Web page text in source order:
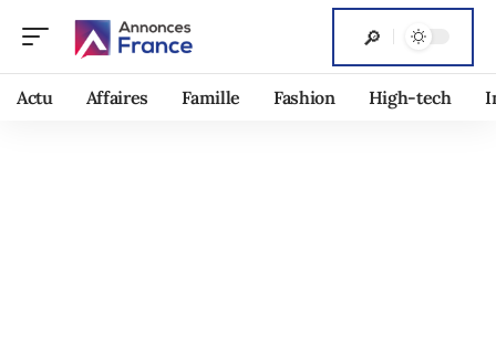
Actu Affaires Famille Fashion High-tech